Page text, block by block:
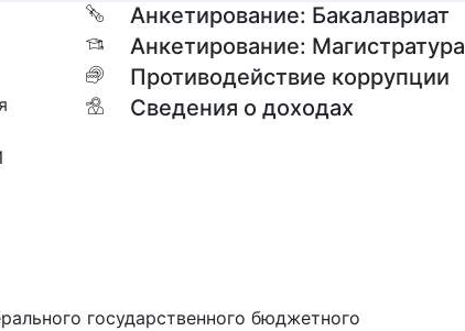
Анкетирование: Бакалавриат
Анкетирование: Магистратура
Противодействие коррупции
Сведения о доходах
государственного бюджетного